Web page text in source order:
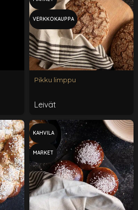
VERKKOKAUPPA
Pikku limppu
Leivät
KAHVILA
MARKET